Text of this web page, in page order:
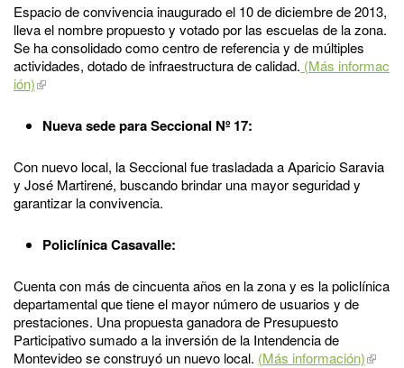
Espacio de convivencia inaugurado el 10 de diciembre de 2013,
lleva el nombre propuesto y votado por las escuelas de la zona.
Se ha consolidado como centro de referencia y de múltiples
actividades, dotado de infraestructura de calidad. (Más informac
ión)
Nueva sede para Seccional Nº 17:
Con nuevo local, la Seccional fue trasladada a Aparicio Saravia
y José Martirené, buscando brindar una mayor seguridad y
garantizar la convivencia.
Policlínica Casavalle:
Cuenta con más de cincuenta años en la zona y es la policlínica
departamental que tiene el mayor número de usuarios y de
prestaciones. Una propuesta ganadora de Presupuesto
Participativo sumado a la inversión de la Intendencia de
Montevideo se construyó un nuevo local. (Más información)